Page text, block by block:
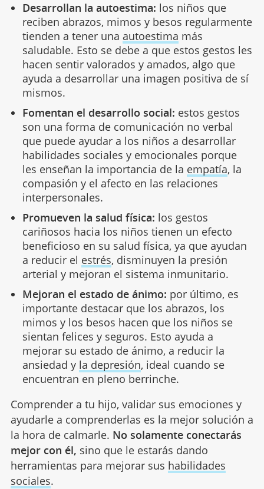
Desarrollan la autoestima: los niños que
reciben abrazos, mimos y besos regularmente
tienden a tener una autoestima más
saludable. Esto se debe a que estos gestos les
hacen sentir valorados y amados, algo que
ayuda a desarrollar una imagen positiva de sí
mismos.
Fomentan el desarrollo social: estos gestos
son una forma de comunicación no verbal
que puede ayudar a los niños a desarrollar
habilidades sociales y emocionales porque
les enseñan la importancia de la empatía, la
compasión y el afecto en las relaciones
interpersonales.
Promueven la salud física: los gestos
cariñosos hacia los niños tienen un efecto
beneficioso en su salud física, ya que ayudan
a reducir el estrés, disminuyen la presión
arterial y mejoran el sistema inmunitario.
Mejoran el estado de ánimo: por último, es
importante destacar que los abrazos, los
mimos y los besos hacen que los niños se
sientan felices y seguros. Esto ayuda a
mejorar su estado de ánimo, a reducir la
ansiedad y la depresión, ideal cuando se
encuentran en pleno berrinche.
Comprender a tu hijo, validar sus emociones y
ayudarle a comprenderlas es la mejor solución a
la hora de calmarle. No solamente conectarás
mejor con él, sino que le estarás dando
herramientas para mejorar sus habilidades
sociales.